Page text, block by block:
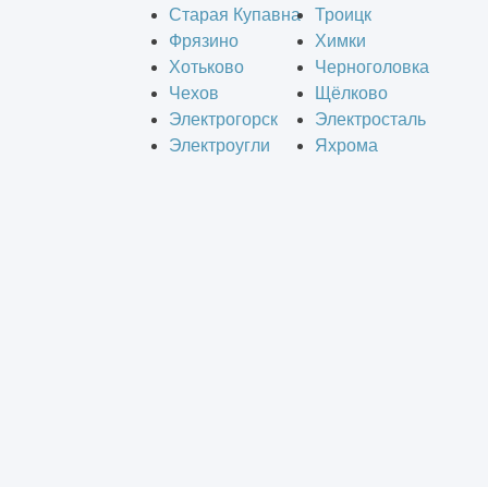
Старая Купавна
Троицк
Фрязино
Химки
Хотьково
Черноголовка
Чехов
Щёлково
Электрогорск
Электросталь
Электроугли
Яхрома